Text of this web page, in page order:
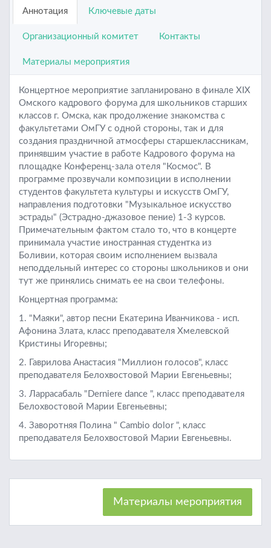
Аннотация Ключевые даты
Организационный комитет Контакты
Материалы мероприятия
Концертное мероприятие запланировано в финале XIX
Омского кадрового форума для школьников старших
классов г. Омска, как продолжение знакомства с
факультетами ОмГУ с одной стороны, так и для
создания праздничной атмосферы старшеклассникам,
принявшим участие в работе Кадрового форума на
площадке Конференц-зала отеля "Космос". В
программе прозвучали композиции в исполнении
студентов факультета культуры и искусств ОмГУ,
направления подготовки "Музыкальное искусство
эстрады" (Эстрадно-джазовое пение) 1-3 курсов.
Примечательным фактом стало то, что в концерте
принимала участие иностранная студентка из
Боливии, которая своим исполнением вызвала
неподдельный интерес со стороны школьников и они
тут же принялись снимать ее на свои телефоны.
Концертная программа:
1. "Маяки", автор песни Екатерина Иванчикова - исп.
Афонина Злата, класс преподавателя Хмелевской
Кристины Игоревны;
2. Гаврилова Анастасия "Миллион голосов", класс
преподавателя Белохвостовой Марии Евгеньевны;
3. Ларрасабаль "Derniere dance ", класс преподавателя
Белохвостовой Марии Евгеньевны;
4. Заворотняя Полина " Сambio dolor ", класс
преподавателя Белохвостовой Марии Евгеньевны.
Материалы мероприятия